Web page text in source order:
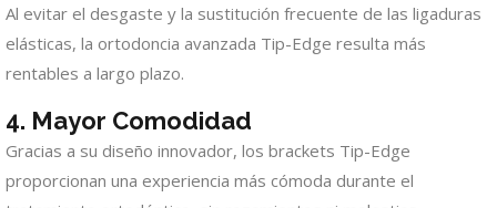
Al evitar el desgaste y la sustitución frecuente de las ligaduras
elásticas, la ortodoncia avanzada Tip-Edge resulta más
rentables a largo plazo.
4. Mayor Comodidad
Gracias a su diseño innovador, los brackets Tip-Edge
proporcionan una experiencia más cómoda durante el